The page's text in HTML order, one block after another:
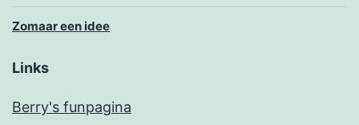
Zomaar een idee
Links
Berry's funpagina